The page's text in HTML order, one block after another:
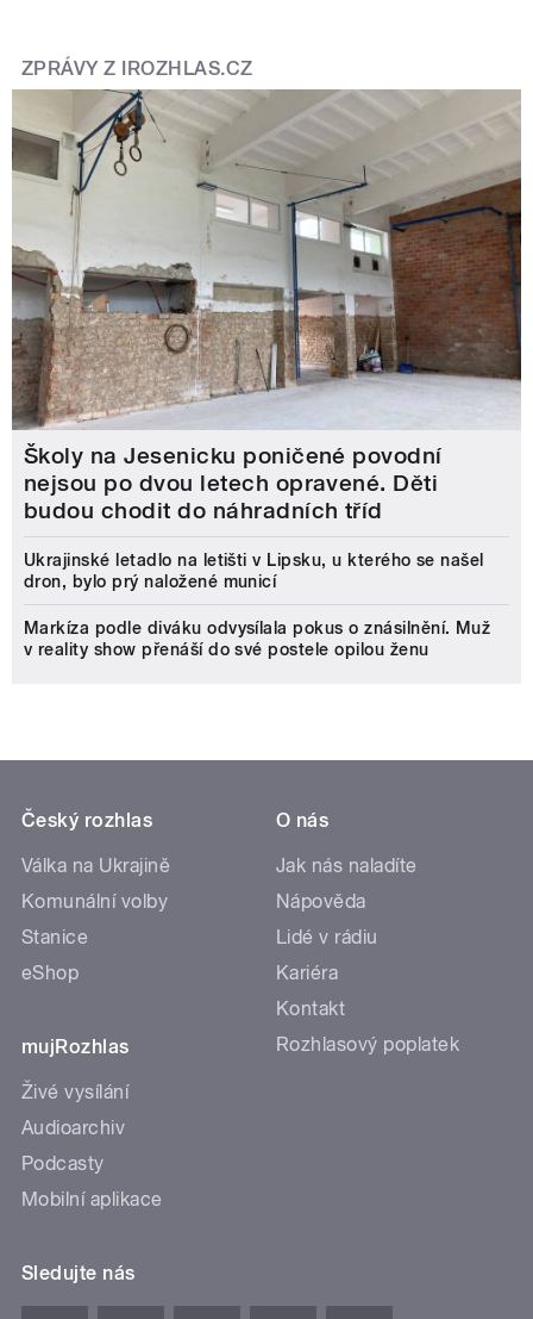
ZPRÁVY Z IROZHLAS.CZ
Školy na Jesenicku poničené povodní
nejsou po dvou letech opravené. Děti
budou chodit do náhradních tříd
Ukrajinské letadlo na letišti v Lipsku, u kterého se našel
dron, bylo prý naložené municí
Markíza podle diváku odvysílala pokus o znásilnění. Muž
v reality show přenáší do své postele opilou ženu
Český rozhlas
Válka na Ukrajině
Komunální volby
Stanice
eShop
mujRozhlas
Živé vysílání
Audioarchiv
Podcasty
Mobilní aplikace
O nás
Jak nás naladíte
Nápověda
Lidé v rádiu
Kariéra
Kontakt
Rozhlasový poplatek
Sledujte nás